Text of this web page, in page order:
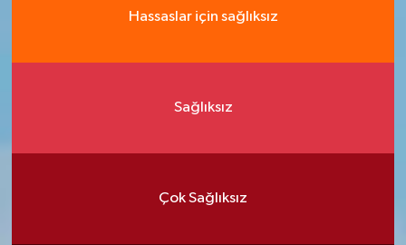
Hassaslar için sağlıksız
Sağlıksız
Çok Sağlıksız